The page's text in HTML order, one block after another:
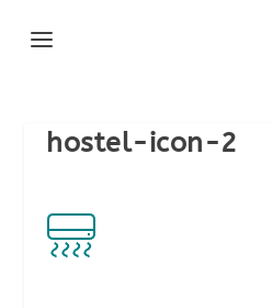
hostel-icon-2